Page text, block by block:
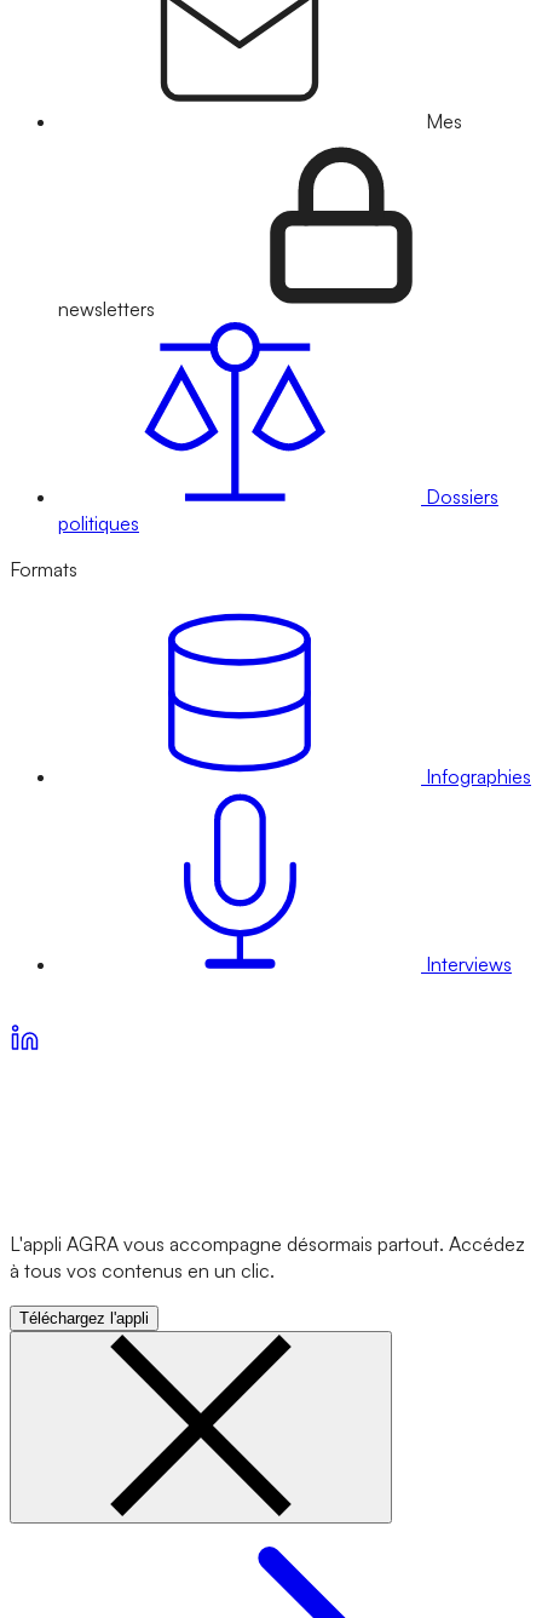
Mes
newsletters
Dossiers
politiques
Formats
Infographies
Interviews
L'appli AGRA vous accompagne désormais partout. Accédez
à tous vos contenus en un clic.
Téléchargez l'appli